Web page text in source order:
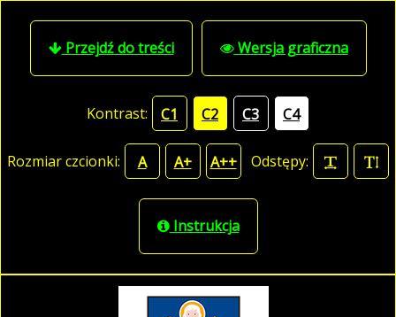
Przejdź do treści Wersja graficzna
Kontrast: C1 C2 C3 C4
Rozmiar czcionki: A A+ A++ Odstępy:
Instrukcja